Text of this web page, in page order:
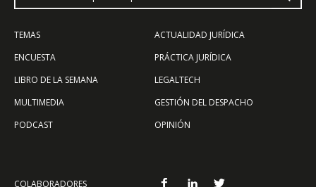
TEMAS
ENCUESTA
LIBRO DE LA SEMANA
MULTIMEDIA
PODCAST
ACTUALIDAD JURÍDICA
PRÁCTICA JURÍDICA
LEGALTECH
GESTIÓN DEL DESPACHO
OPINIÓN
COLABORADORES